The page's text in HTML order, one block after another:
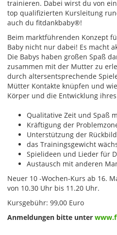
trainieren. Dabei wirst du von
top qualifizierten Kursleitung
auch du fitdankbaby®!
Beim marktführenden Konzept
Baby nicht nur dabei! Es macht
Die Babys haben großen Spaß
zusammen mit der Mutter zu
durch altersentsprechende
Mütter Kontakte knüpfen und
Körper und die Entwicklung
Qualitative Zeit und Spaß
Kräftigung der
Unterstützung der
das Trainingsgewicht
Spielideen und Lieder für
Austausch mit anderen
Neuer 10 -Wochen-Kurs ab 16.
von 10.30 Uhr bis 11.20 Uhr.
Kursgebühr: 99,00 Euro
Anmeldungen bitte unter